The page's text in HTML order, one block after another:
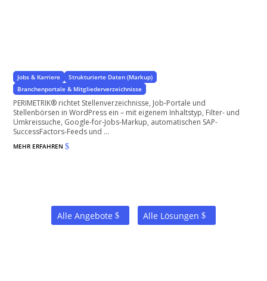
Jobs & Karriere
Strukturierte Daten (Markup)
Branchenportale & Mitgliederverzeichnisse
PERIMETRIK® richtet Stellenverzeichnisse, Job-Portale und
Stellenbörsen in WordPress ein – mit eigenem Inhaltstyp, Filter- und
Umkreissuche, Google-for-Jobs-Markup, automatischen SAP-
SuccessFactors-Feeds und ...
MEHR ERFAHREN$
Alle Angebote Alle Lösungen